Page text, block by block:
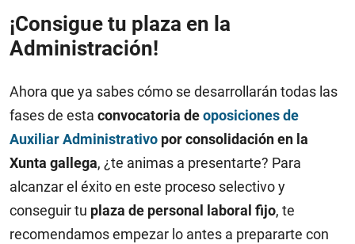
¡Consigue tu plaza en la
Administración!
Ahora que ya sabes cómo se desarrollarán todas las
fases de esta convocatoria deoposiciones de
Auxiliar Administrativo por consolidación en la
Xunta gallega, ¿te animas a presentarte? Para
alcanzar el éxito en este proceso selectivo y
conseguir tu plaza de personal laboral fijo, te
recomendamos empezar lo antes a prepararte con